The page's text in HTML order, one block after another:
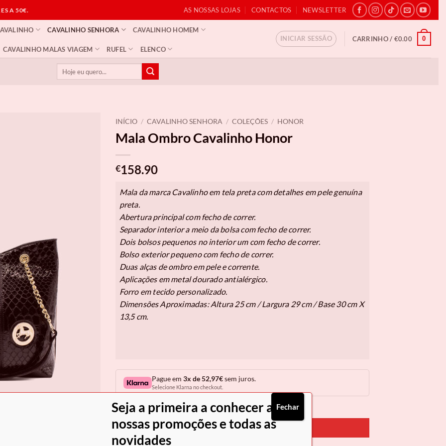
A 50€. AS NOSSAS LOJAS CONTACTOS NEWSLETTER
CAVALINHO SENHORA CAVALINHO HOMEM
CAVALINHO MALAS VIAGEM RUFEL ELENCO
INICIAR SESSÃO CARRINHO / €0.00 0
INÍCIO / CAVALINHO SENHORA / COLEÇÕES / HONOR
Mala Ombro Cavalinho Honor
€158.90
Mala da marca Cavalinho em tela preta com detalhes em pele genuína
preta.
Abertura principal com fecho de correr.
Separador interior a meio da bolsa com fecho de correr.
Dois bolsos pequenos no interior um com fecho de correr.
Bolso exterior pequeno com fecho de correr.
Duas alças de ombro em pele e corrente.
Aplicações em metal dourado antialérgico.
Forro em tecido personalizado.
Dimensões Aproximadas: Altura 25 cm / Largura 29 cm / Base 30 cm X
13,5 cm.
Pague em 3x de 52,97€sem juros.
Selecione Klarna no checkout.
Em stock
COMPRAR AGORA
Seja a primeira a conhecer as
nossas promoções e todas as
novidades
Fechar